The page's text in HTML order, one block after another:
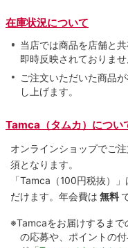
在庫状況について
当店では商品を店舗と
即時反映されておりませ
ご注文いただいた商品
し上げます。
Tamca（タムカ）につい
オンラインショップでご
須となります。
「Tamca （100円税抜）
だけます。 年会費は 無料
※Tamcaをお届けするま
の応募や、ポイントの